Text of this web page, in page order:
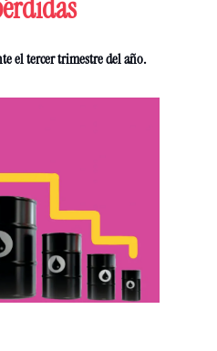
el tercer trimestre del año.